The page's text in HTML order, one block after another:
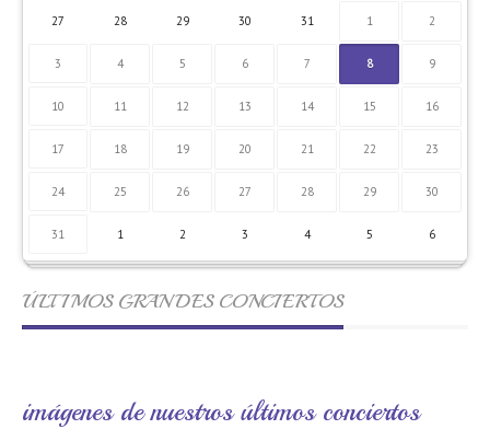
27 28 29 30 31 1 2
3 4 5 6 7 8 9
10 11 12 13 14 15 16
17 18 19 20 21 22 23
24 25 26 27 28 29 30
31 1 2 3 4 5 6
ÚLTIMOS GRANDES CONCIERTOS
imágenes de nuestros últimos conciertos